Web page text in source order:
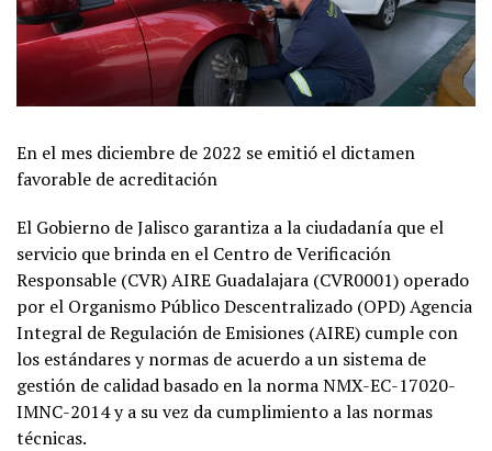
En el mes diciembre de 2022 se emitió el dictamen
favorable de acreditación
El Gobierno de Jalisco garantiza a la ciudadanía que el
servicio que brinda en el Centro de Verificación
Responsable (CVR) AIRE Guadalajara (CVR0001) operado
por el Organismo Público Descentralizado (OPD) Agencia
Integral de Regulación de Emisiones (AIRE) cumple con
los estándares y normas de acuerdo a un sistema de
gestión de calidad basado en la norma NMX-EC-17020-
IMNC-2014 y a su vez da cumplimiento a las normas
técnicas.